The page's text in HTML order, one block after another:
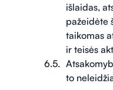
išlaidas,
pažeidėte
taikomas
ir teisės
to